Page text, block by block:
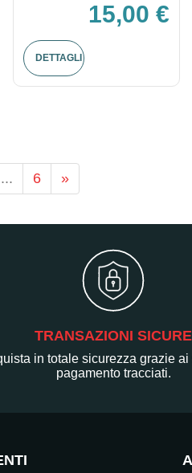
15,00 €
DETTAGLI
... 6 »
TRANSAZIONI SICURE
in totale sicurezza grazie ai
pagamento tracciati.